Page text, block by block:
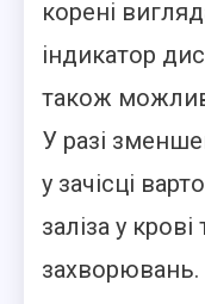
корені
індикатор
також
У разі
у зачісці
заліза у
захворювань.